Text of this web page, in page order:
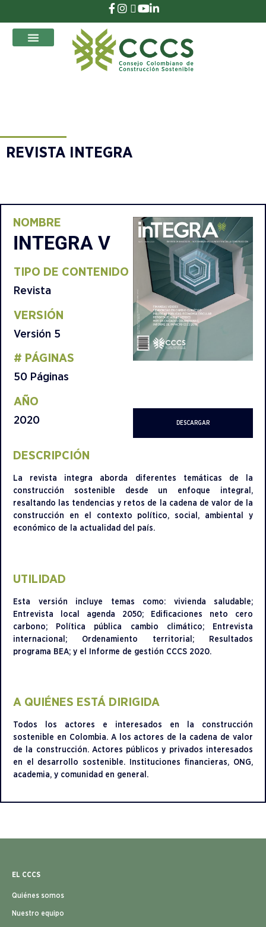
REVISTA INTEGRA
NOMBRE
INTEGRA V
TIPO DE CONTENIDO​
Revista
VERSIÓN
Versión 5
# PÁGINAS
50 Páginas
AÑO
2020 DESCARGAR
DESCRIPCIÓN
La revista integra aborda diferentes temáticas de la
construcción sostenible desde un enfoque integral,
resaltando las tendencias y retos de la cadena de valor de la
construcción en el contexto político, social, ambiental y
económico de la actualidad del país.
UTILIDAD
Esta versión incluye temas como: vivienda saludable;
Entrevista local agenda 2050; Edificaciones neto cero
carbono; Política pública cambio climático; Entrevista
internacional; Ordenamiento territorial; Resultados
programa BEA; y el Informe de gestión CCCS 2020.
A QUIÉNES ESTÁ DIRIGIDA
Todos los actores e interesados en la construcción
sostenible en Colombia. A los actores de la cadena de valor
de la construcción. Actores públicos y privados interesados
en el desarrollo sostenible. Instituciones financieras, ONG,
academia, y comunidad en general.
EL CCCS
Quiénes somos
Nuestro equipo